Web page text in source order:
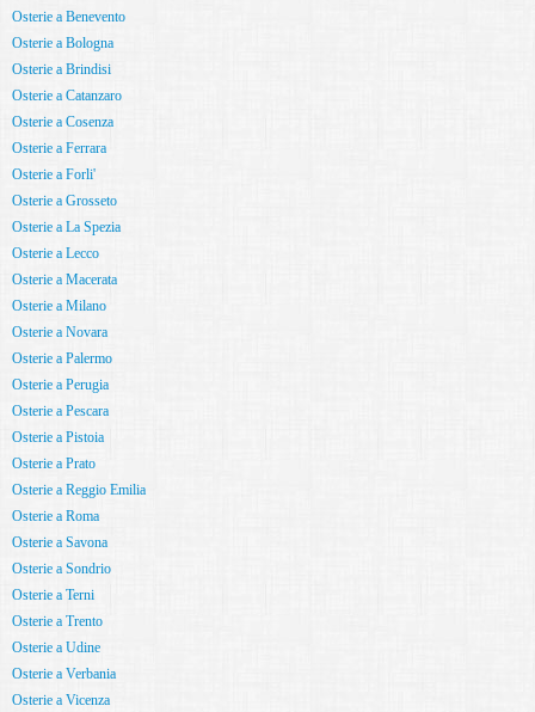
Osterie a Benevento
Osterie a Bologna
Osterie a Brindisi
Osterie a Catanzaro
Osterie a Cosenza
Osterie a Ferrara
Osterie a Forli'
Osterie a Grosseto
Osterie a La Spezia
Osterie a Lecco
Osterie a Macerata
Osterie a Milano
Osterie a Novara
Osterie a Palermo
Osterie a Perugia
Osterie a Pescara
Osterie a Pistoia
Osterie a Prato
Osterie a Reggio Emilia
Osterie a Roma
Osterie a Savona
Osterie a Sondrio
Osterie a Terni
Osterie a Trento
Osterie a Udine
Osterie a Verbania
Osterie a Vicenza